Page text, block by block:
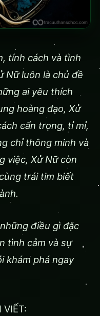
tính cách và tình
Nữ luôn là chủ đề
ai yêu thích
hoàng đạo, Xử
cẩn trọng, tỉ mỉ,
chỉ thông minh và
việc, Xử Nữ còn
trái tim biết
điều gì đặc
tình cảm và sự
khám phá ngay
VIẾT: